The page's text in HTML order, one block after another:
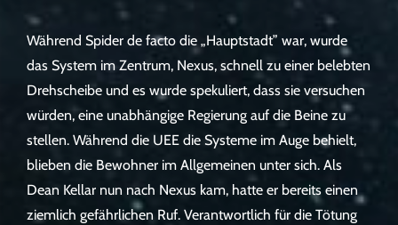
Während Spider de facto die „Hauptstadt” war, wurde
das System im Zentrum, Nexus, schnell zu einer belebten
Drehscheibe und es wurde spekuliert, dass sie versuchen
würden, eine unabhängige Regierung auf die Beine zu
stellen. Während die UEE die Systeme im Auge behielt,
blieben die Bewohner im Allgemeinen unter sich. Als
Dean Kellar nun nach Nexus kam, hatte er bereits einen
ziemlich gefährlichen Ruf. Verantwortlich für die Tötung